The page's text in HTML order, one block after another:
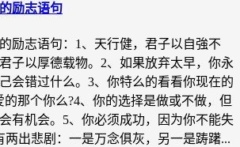
励志语句
励志语句：1、天行健，君子以自強不
子以厚德载物。2、如果放弃太早，你永
会错过什么。3、你特么的看看你现在的
的那个你么?4、你的选择是做或不做，但
有机会。5、你必须成功，因为你不能失
两出悲剧：一是万念俱灰，另一是踌躇...